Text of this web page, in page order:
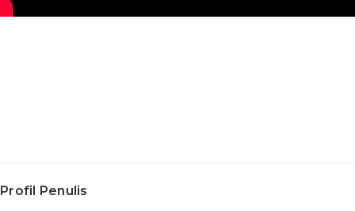
Profil Penulis